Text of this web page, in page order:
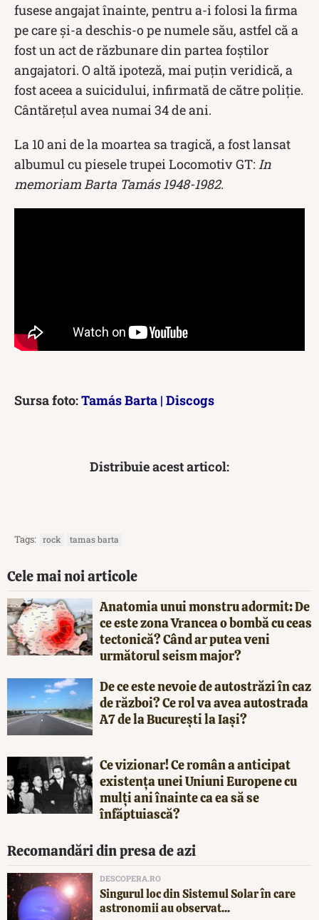
fusese angajat înainte, pentru a-i folosi la firma
pe care și-a deschis-o pe numele său, astfel că a
fost un act de răzbunare din partea foștilor
angajatori. O altă ipoteză, mai puțin veridică, a
fost aceea a suicidului, infirmată de către poliție.
Cântărețul avea numai 34 de ani.
La 10 ani de la moartea sa tragică, a fost lansat
albumul cu piesele trupei Locomotiv GT: In
memoriam Barta Tamás 1948-1982.
Sursa foto:Tamás Barta | Discogs
Distribuie acest articol:
Tags: rock tamas barta
Cele mai noi articole
Anatomia unui monstru adormit: De
ce este zona Vrancea o bombă cu ceas
tectonică? Când ar putea veni
următorul seism major?
De ce este nevoie de autostrăzi în caz
de război? Ce rol va avea autostrada
A7 de la București la Iași?
Ce vizionar! Ce român a anticipat
existența unei Uniuni Europene cu
mulți ani înainte ca ea să se
înfăptuiască?
Recomandări din presa de azi
DESCOPERA.RO
Singurul loc din Sistemul Solar în care
astronomii au observat...